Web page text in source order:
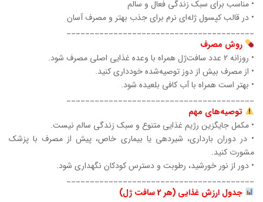
• مناسب برای سبک زندگی فعال و سالم
• در قالب کپسول ژله‌ای نرم برای جذب بهتر و مصرف آسان
________________________________________
روش مصرف
• روزانه 2 عدد سافت‌ژل همراه با وعده غذایی اصلی مصرف شود.
• از مصرف بیش از دوز توصیه‌شده خودداری کنید.
• بهتر است همراه با آب کافی بلعیده شود.
________________________________________
توصیه‌های مهم
• مکمل جایگزین رژیم غذایی متنوع و سبک زندگی سالم نیست.
• در دوران بارداری، شیردهی یا بیماری خاص، پیش از مصرف با پزشک
مشورت کنید.
• دور از نور خورشید، رطوبت و دسترس کودکان نگهداری شود.
________________________________________
جدول ارزش غذایی (هر 2 سافت ژل)